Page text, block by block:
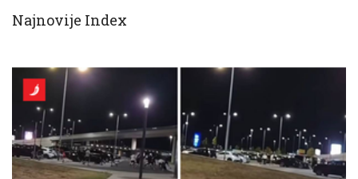
Najnovije Index